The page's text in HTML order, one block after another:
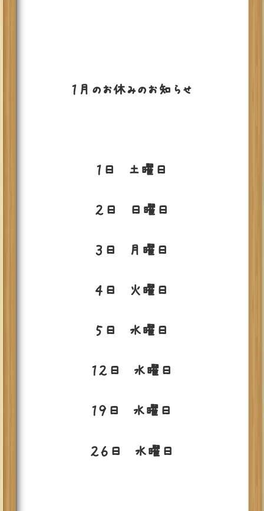
１月のお休みのお知らせ
１日 土曜日
２日 日曜日
３日 月曜日
４日 火曜日
５日 水曜日
１２日 水曜日
１９日 水曜日
２６日 水曜日